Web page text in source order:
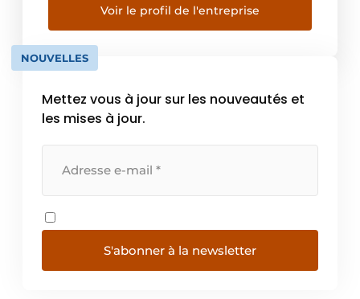
personnel et de l’argent. Les applications
sont multiples et permettent aux utilisateurs
d’optimiser les coûts. «Pas de coût […]
Voir le profil de l'entreprise
NOUVELLES
Mettez vous à jour sur les nouveautés et
les mises à jour.
S'abonner à la newsletter